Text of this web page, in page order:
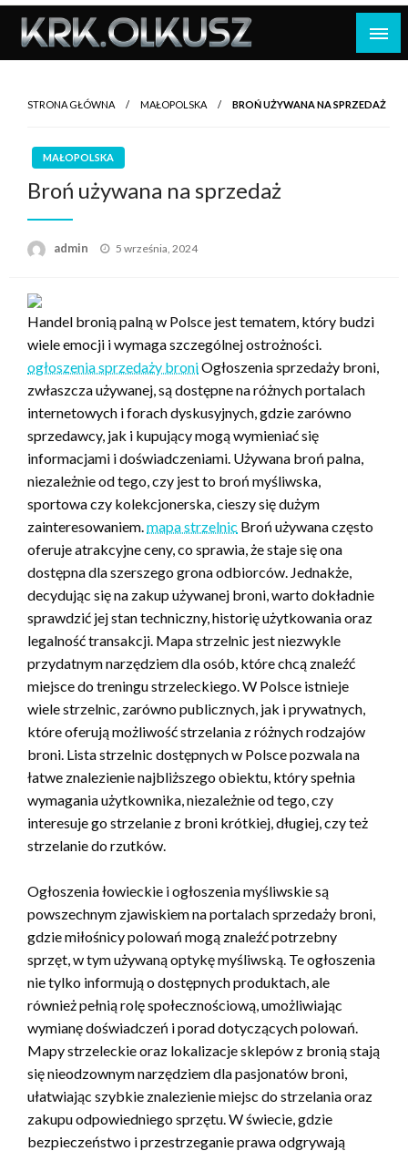
Skip
content
STRONA GŁÓWNA MAŁOPOLSKA BROŃ UŻYWANA NA SPRZEDAŻ
MAŁOPOLSKA
Broń używana na sprzedaż
admin
Opublikowane
5 września, 2024
Handel bronią palną w Polsce jest tematem, który budzi
wiele emocji i wymaga szczególnej ostrożności.
ogłoszenia sprzedaży broniOgłoszenia sprzedaży broni,
zwłaszcza używanej, są dostępne na różnych portalach
internetowych i forach dyskusyjnych, gdzie zarówno
sprzedawcy, jak i kupujący mogą wymieniać się
informacjami i doświadczeniami. Używana broń palna,
niezależnie od tego, czy jest to broń myśliwska,
sportowa czy kolekcjonerska, cieszy się dużym
zainteresowaniem. mapa strzelnic Broń używana często
oferuje atrakcyjne ceny, co sprawia, że staje się ona
dostępna dla szerszego grona odbiorców. Jednakże,
decydując się na zakup używanej broni, warto dokładnie
sprawdzić jej stan techniczny, historię użytkowania oraz
legalność transakcji. Mapa strzelnic jest niezwykle
przydatnym narzędziem dla osób, które chcą znaleźć
miejsce do treningu strzeleckiego. W Polsce istnieje
wiele strzelnic, zarówno publicznych, jak i prywatnych,
które oferują możliwość strzelania z różnych rodzajów
broni. Lista strzelnic dostępnych w Polsce pozwala na
łatwe znalezienie najbliższego obiektu, który spełnia
wymagania użytkownika, niezależnie od tego, czy
interesuje go strzelanie z broni krótkiej, długiej, czy też
strzelanie do rzutków.
Ogłoszenia łowieckie i ogłoszenia myśliwskie są
powszechnym zjawiskiem na portalach sprzedaży broni,
gdzie miłośnicy polowań mogą znaleźć potrzebny
sprzęt, w tym używaną optykę myśliwską. Te ogłoszenia
nie tylko informują o dostępnych produktach, ale
również pełnią rolę społecznościową, umożliwiając
wymianę doświadczeń i porad dotyczących polowań.
Mapy strzeleckie oraz lokalizacje sklepów z bronią stają
się nieodzownym narzędziem dla pasjonatów broni,
ułatwiając szybkie znalezienie miejsc do strzelania oraz
zakupu odpowiedniego sprzętu. W świecie, gdzie
bezpieczeństwo i przestrzeganie prawa odgrywają